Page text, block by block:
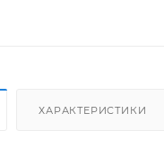
ХАРАКТЕРИСТИКИ